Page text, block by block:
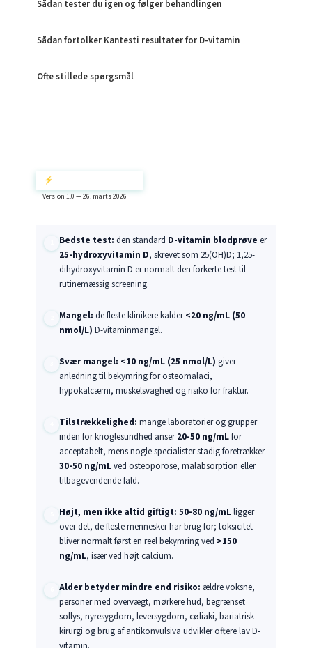
Sådan tester du igen og følger behandlingen
Sådan fortolker Kantesti resultater for D-vitamin
Ofte stillede spørgsmål
⚡ Hurtig opsummering
Version 1.0 — 26. marts 2026
Bedste test: den standard D-vitamin blodprøve er
25-hydroxyvitamin D, skrevet som 25(OH)D; 1,25-
dihydroxyvitamin D er normalt den forkerte test til
rutinemæssig screening.
Mangel: de fleste klinikere kalder<20 ng/mL (50
nmol/L) D-vitaminmangel.
Svær mangel: <10 ng/mL (25 nmol/L) giver
anledning til bekymring for osteomalaci,
hypokalcæmi, muskelsvaghed og risiko for fraktur.
Tilstrækkelighed: mange laboratorier og grupper
inden for knoglesundhed anser20-50 ng/mLfor
acceptabelt, mens nogle specialister stadig foretrækker
30-50 ng/mLved osteoporose, malabsorption eller
tilbagevendende fald.
Højt, men ikke altid giftigt: 50-80 ng/mLligger
over det, de fleste mennesker har brug for; toksicitet
bliver normalt først en reel bekymring ved >150
ng/mL, især ved højt calcium.
Alder betyder mindre end risiko: ældre voksne,
personer med overvægt, mørkere hud, begrænset
sollys, nyresygdom, leversygdom, cøliaki, bariatrisk
kirurgi og brug af antikonvulsiva udvikler oftere lav D-